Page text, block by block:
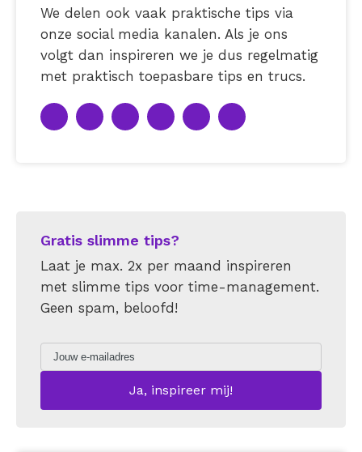
We delen ook vaak praktische tips via
onze social media kanalen. Als je ons
volgt dan inspireren we je dus regelmatig
met praktisch toepasbare tips en trucs.
Gratis slimme tips?
Laat je max. 2x per maand inspireren
met slimme tips voor time-management.
Geen spam, beloofd!